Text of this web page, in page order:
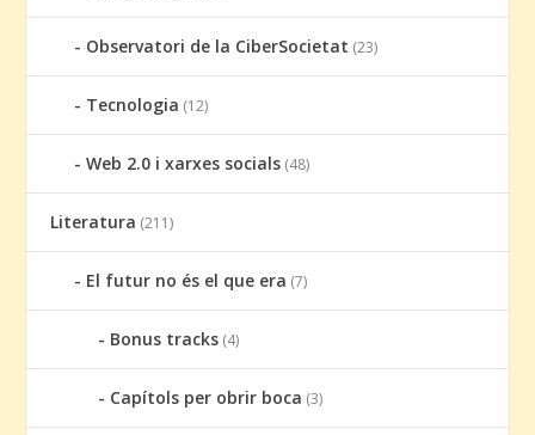
Observatori de la CiberSocietat (23)
Tecnologia (12)
Web 2.0 i xarxes socials (48)
Literatura (211)
El futur no és el que era (7)
Bonus tracks (4)
Capítols per obrir boca (3)